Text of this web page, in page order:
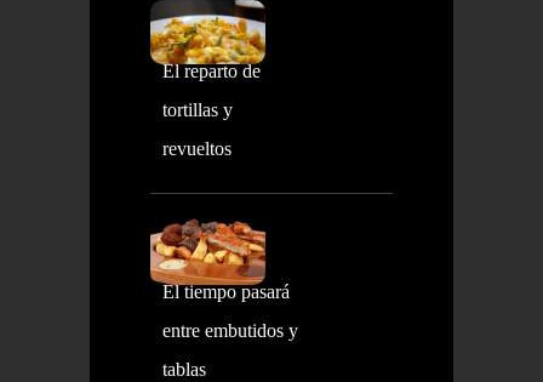
El reparto de
tortillas y
revueltos
El tiempo pasará
entre embutidos y
tablas